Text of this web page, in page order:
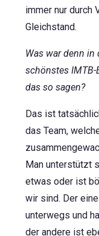
immer nur durch
Gleichstand.
Was war denn in
schönstes IMTB-
das so sagen?
Das ist
das Team,
Man unterstützt
etwas oder ist
wir sind. Der
unterwegs und
der andere ist